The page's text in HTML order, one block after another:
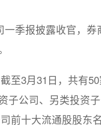
一季报披露收官，券
至3月31日，共有
子公司、另类投资
前十大流通股股东